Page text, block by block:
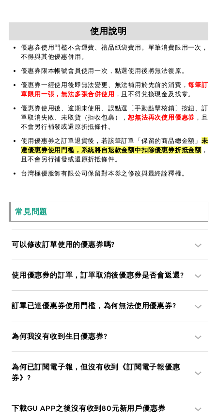
使用說明
優惠券使用門檻不含運費、禮品紙袋費用。單筆消費限用一次，
不得與其他優惠併用。
優惠券限本帳號會員使用一次，點選使用後將無法復原。
優惠券一經使用後即無法變更、無法補用於先前的消費，每筆訂
單限用一張，無法多張合併使用 ，且不得兌換現金及找零。
優惠券使用後、逾期未使用、誤點選〔手動點擊核銷〕按鈕、訂
單取消失敗、未取貨（拒收包裹），恕無法再次使用優惠券 ，且
不會另行補發或還原折抵條件。
使用優惠券之訂單退貨後，若該筆訂單「保留的商品總金額」未
達優惠券使用門檻，系統將自退款金額中扣除優惠券折抵金額 ，
且不會另行補發或還原折抵條件。
台灣極優服飾有限公司保留對本券之修改與最終詮釋權。
常見問題
可以修改訂單使用的優惠券嗎?
使用優惠券的訂單，訂單取消後優惠券是否會返還?
訂單已達優惠券使用門檻，為何無法使用優惠券?
為何我沒有收到生日優惠券?
為何已訂閱電子報，但沒有收到《訂閱電子報優惠
券》?
下載GU APP之後沒有收到80元新用戶優惠券